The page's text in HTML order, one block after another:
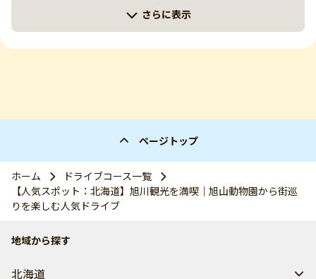
さらに表示
ページトップ
ホーム
ドライブコース一覧
【人気スポット：北海道】旭川観光を満喫｜旭山動物園から街巡
りを楽しむ人気ドライブ
地域から探す
北海道